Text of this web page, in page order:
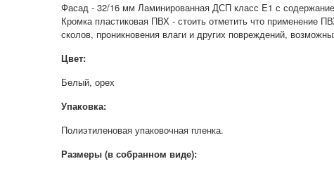
Фасад - 32/16 мм Ламинированная ДСП класс E1 с
Кромка пластиковая ПВХ - стоить отметить что применение
сколов, проникновения влаги и других повреждений,
Цвет:
Белый, орех
Упаковка:
Полиэтиленовая упаковочная пленка.
Размеры (в собранном виде):